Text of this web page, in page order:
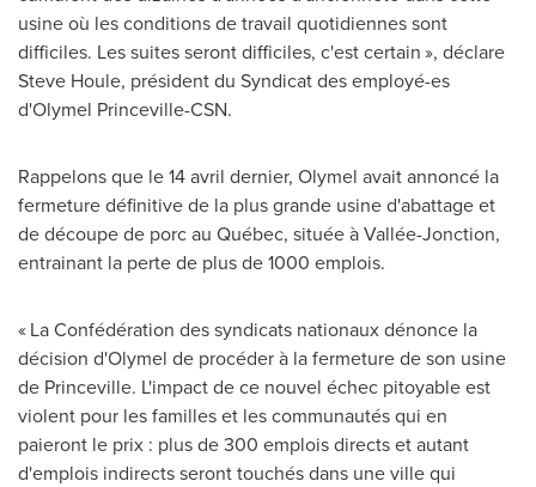
usine où les conditions de travail quotidiennes sont
difficiles. Les suites seront difficiles, c'est certain », déclare
Steve Houle, président du Syndicat des employé-es
d'Olymel Princeville-CSN.
Rappelons que le 14 avril dernier, Olymel avait annoncé la
fermeture définitive de la plus grande usine d'abattage et
de découpe de porc au Québec, située à Vallée-Jonction,
entrainant la perte de plus de 1000 emplois.
« La Confédération des syndicats nationaux dénonce la
décision d'Olymel de procéder à la fermeture de son usine
de Princeville. L'impact de ce nouvel échec pitoyable est
violent pour les familles et les communautés qui en
paieront le prix : plus de 300 emplois directs et autant
d'emplois indirects seront touchés dans une ville qui